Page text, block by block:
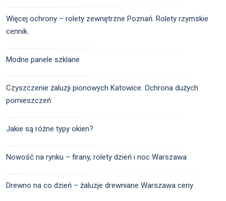
Więcej ochrony – rolety zewnętrzne Poznań. Rolety rzymskie
cennik.
Modne panele szklane
Czyszczenie żaluzji pionowych Katowice. Ochrona dużych
pomieszczeń
Jakie są różne typy okien?
Nowość na rynku – firany, rolety dzień i noc Warszawa
Drewno na co dzień – żaluzje drewniane Warszawa ceny